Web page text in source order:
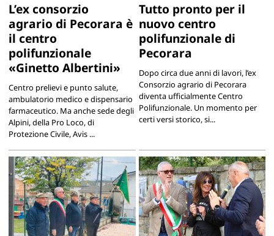
L’ex consorzio
agrario di Pecorara è
il centro
polifunzionale
«Ginetto Albertini»
Centro prelievi e punto salute,
ambulatorio medico e dispensario
farmaceutico. Ma anche sede degli
Alpini, della Pro Loco, di
Protezione Civile, Avis ...
Tutto pronto per il
nuovo centro
polifunzionale di
Pecorara
Dopo circa due anni di lavori, l’ex
Consorzio agrario di Pecorara
diventa ufficialmente Centro
Polifunzionale. Un momento per
certi versi storico, si...